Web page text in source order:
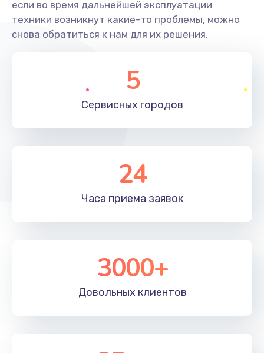
если во время дальнейшей эксплуатации
техники возникнут какие-то проблемы, можно
снова обратиться к нам для их решения.
5
Сервисных городов
24
Часа приема заявок
3000+
Довольных клиентов